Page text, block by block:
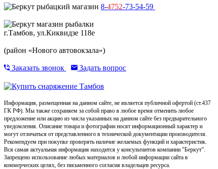
8-4752-73-54-59
г.Тамбов, ул.Киквидзе 118е
(район «Нового автовокзала»)
Заказать звонок Задать вопрос
Информация, размещенная на данном сайте, не является публичной офертой (ст.437
ГК РФ). Мы также сохраняем за собой право в любое время отменить любое
предложение или акцию из числа указанных на данном сайте без предварительного
уведомления. Описание товара и фотографии носят информационный характер и
могут отличаться от представленного в технической документации производителя.
Рекомендуем при покупке проверять наличие желаемых функций и характеристик.
Вся самая актуальная информация находится у консультантов компании "Беркут".
Запрещено использование любых материалов и любой информации сайта в
коммерческих целях, без письменного согласия владельцев ресурса.